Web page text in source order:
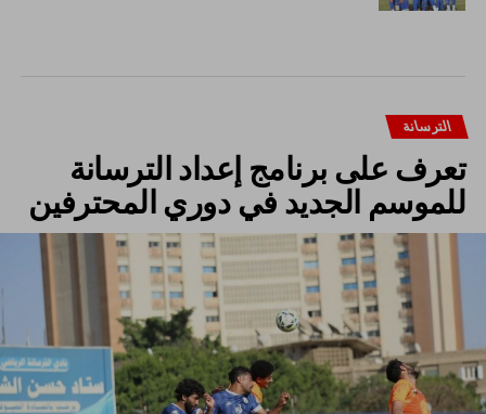
الترسانة
تعرف على برنامج إعداد الترسانة
للموسم الجديد في دوري المحترفين